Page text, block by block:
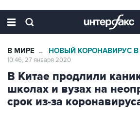
В МИРЕ → НОВЫЙ КОРОНАВИРУС В
10:46, 27 января 2020
В Китае продлили
школах и вузах на
срок из-за